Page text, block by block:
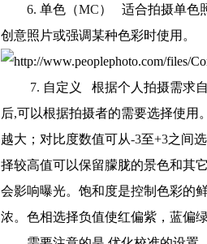
6. 单色（MC）
适合拍摄单色
创意照片或强调某种色彩时使用。
7. 自定义 根据个人拍摄需求
后,可以根据拍摄者的需要选择使用
越大；对比度数值可从-3至+3之间
择较高值可以保留朦胧的景色和其
会影响曝光。饱和度是控制色彩的
浓。色相选择负值使红偏紫，蓝偏